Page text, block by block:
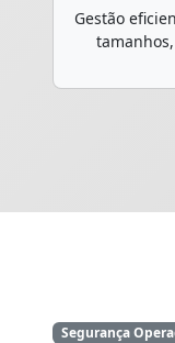
Gestão
Segurança